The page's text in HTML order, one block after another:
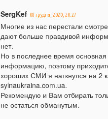
SergKef 08 грудня, 2020, 20:27
Многие из нас перестали
дают больше правдивой
нет.
Но в последнее время
информацию, поэтому
хороших СМИ я наткнулся на 2
sylnaukraina.com.ua.
Рекомендую и Вам отбирать
не остаться обманутым.